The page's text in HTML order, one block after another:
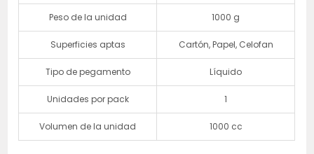
Peso de la unidad 1000 g
Superficies aptas Cartón, Papel, Celofan
Tipo de pegamento Líquido
Unidades por pack 1
Volumen de la unidad 1000 cc